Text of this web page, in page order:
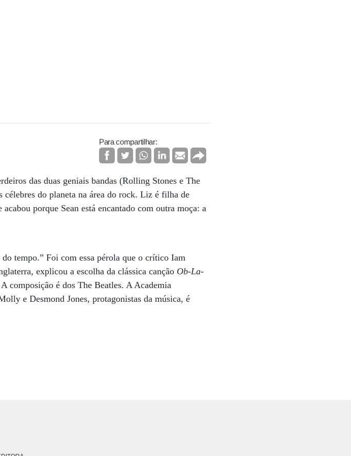
Para compartilhar:
das duas geniais bandas (Rolling Stones e The
célebres do planeta na área do rock. Liz é filha de
porque Sean está encantado com outra moça: a
tempo.” Foi com essa pérola que o crítico Iam
explicou a escolha da clássica canção Ob-La-
composição é dos The Beatles. A Academia
e Desmond Jones, protagonistas da música, é